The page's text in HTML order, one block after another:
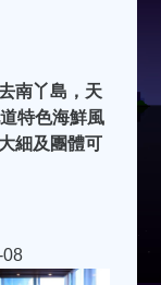
南丫島，天
特色海鮮風
細及團體可
08